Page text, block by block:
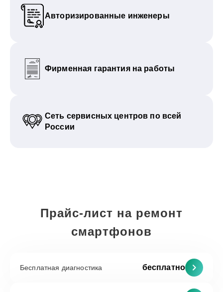
Авторизированные инженеры
Фирменная гарантия на работы
Сеть сервисных центров по всей
России
Прайс-лист на ремонт
смартфонов
Бесплатная диагностика бесплатно